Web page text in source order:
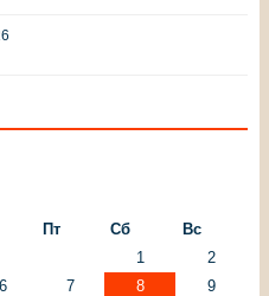
Пт Сб
Вс
1
2
6 7 8
9